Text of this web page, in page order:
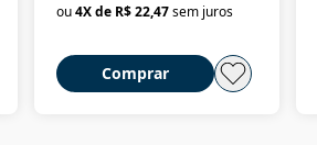
ou4X de R$ 22,47sem juros
Comprar